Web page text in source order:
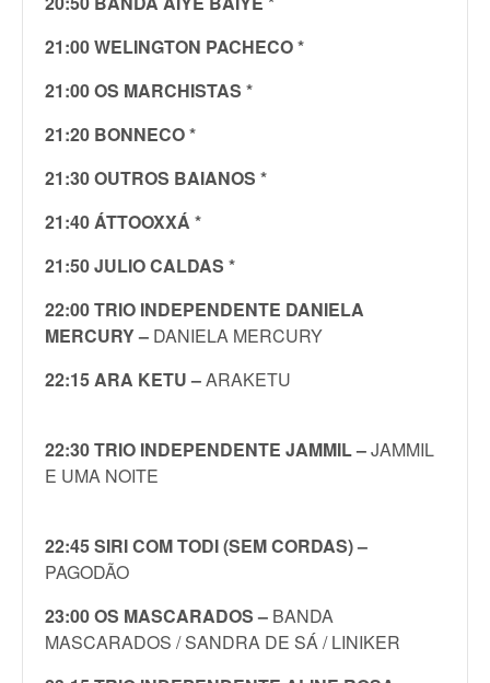
21:00 WELINGTON PACHECO *
21:00 OS MARCHISTAS *
21:20 BONNECO *
21:30 OUTROS BAIANOS *
21:40 ÁTTOOXXÁ *
21:50 JULIO CALDAS *
22:00 TRIO INDEPENDENTE DANIELA
MERCURY – DANIELA MERCURY
22:15 ARA KETU –ARAKETU
22:30 TRIO INDEPENDENTE JAMMIL –JAMMIL
E UMA NOITE
22:45 SIRI COM TODI (SEM CORDAS) –
PAGODÃO
23:00 OS MASCARADOS – BANDA
MASCARADOS / SANDRA DE SÁ / LINIKER